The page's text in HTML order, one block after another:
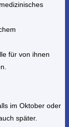
für von ihnen
im Oktober oder
später.